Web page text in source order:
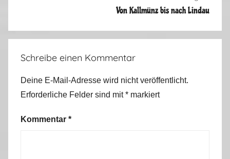
1
Von Kallmünz bis nach Lindau
Schreibe einen Kommentar
Deine E-Mail-Adresse wird nicht veröffentlicht.
Erforderliche Felder sind mit* markiert
Kommentar *